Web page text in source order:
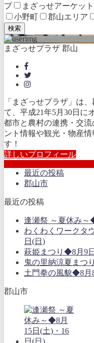
プ
まざっせアーケット
小野町
郡山エリア
検索
まざっせプラザ 郡山
「まざっせプラザ」は
て、平成21年5月30日に
都市と農村の連携・交
ント情報や観光・物産
す！
詳しいプロフィール
最近の投稿
郡山市
最近の投稿
逢瀬祭 ～夏休み～
わくわくワークタ
日(日)
萩姫まつり◆8月9
鬼の里納涼夏まつ
土門拳の風貌◆8月
郡山市